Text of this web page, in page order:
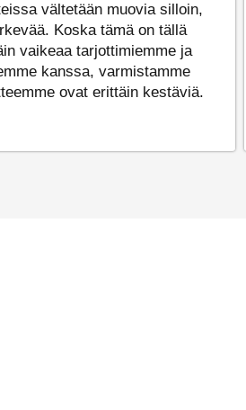
vältetään muovia silloin,
Koska tämä on tällä
vaikeaa tarjottimiemme ja
kanssa, varmistamme
ovat erittäin kestäviä.